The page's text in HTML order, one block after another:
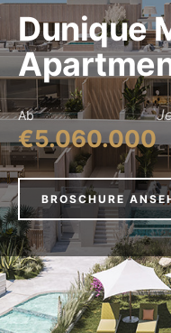
Dunique
Ab
€5.060.000
BROSCHURE